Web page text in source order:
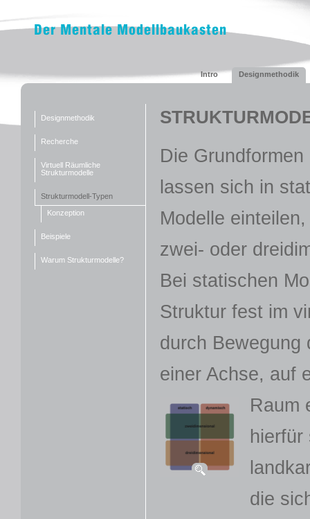
Intro Designmethodik
Designmethodik
Recherche
Virtuell Räumliche
Strukturmodelle
Strukturmodell-Typen
Konzeption
Beispiele
Warum Strukturmodelle?
Die
lassen sich in
Modelle
zwei- oder
Bei statischen
Struktur fest im
durch Bewegung
einer Achse, auf
Raum
hierfür
die